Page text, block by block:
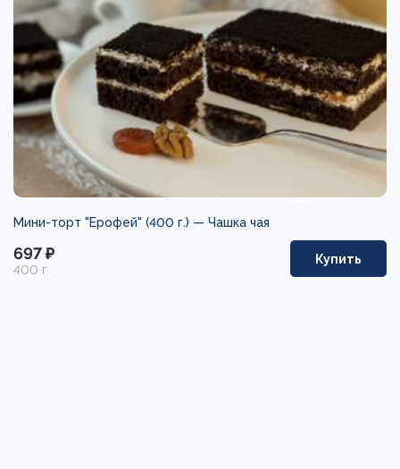
Мини-торт "Ерофей" (400 г.) — Чашка чая
697 ₽
400 г
Купить